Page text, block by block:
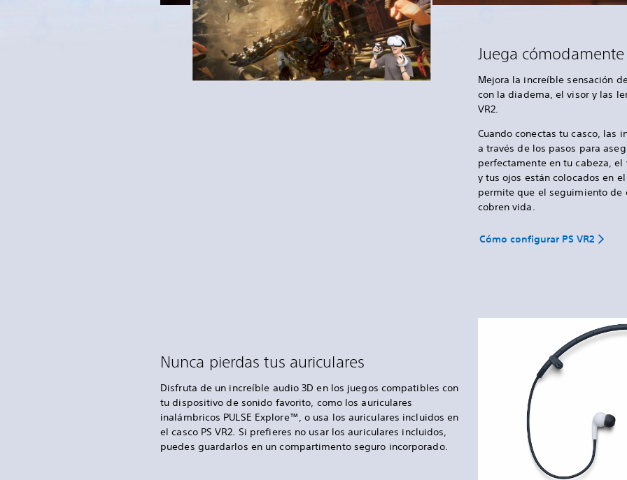
Juega cómodamente
Mejora la increíble sensación
con la diadema, el visor y las
VR2.
Cuando conectas tu casco, las
a través de los pasos para
perfectamente en tu cabeza,
y tus ojos están colocados en
permite que el seguimiento de
cobren vida.
Cómo configurar PS VR2
Nunca pierdas tus auriculares
Disfruta de un increíble audio 3D en los juegos compatibles con
tu dispositivo de sonido favorito, como los auriculares
inalámbricos PULSE Explore™, o usa los auriculares incluidos en
el casco PS VR2. Si prefieres no usar los auriculares incluidos,
puedes guardarlos en un compartimento seguro incorporado.